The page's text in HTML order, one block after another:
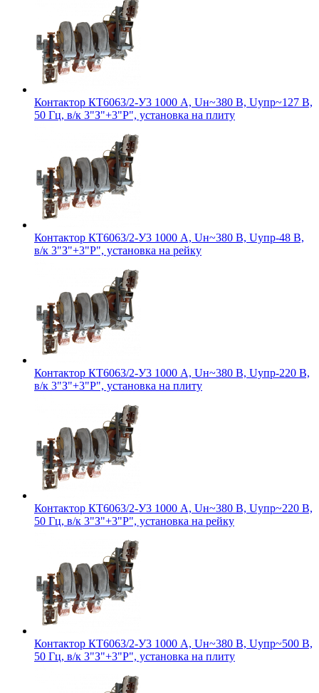
Контактор КТ6063/2-У3 1000 А, Uн~380 В, Uупр~127 В,
50 Гц, в/к 3"З"+3"Р", установка на плиту
Контактор КТ6063/2-У3 1000 А, Uн~380 В, Uупр-48 В,
в/к 3"З"+3"Р", установка на рейку
Контактор КТ6063/2-У3 1000 А, Uн~380 В, Uупр-220 В,
в/к 3"З"+3"Р", установка на плиту
Контактор КТ6063/2-У3 1000 А, Uн~380 В, Uупр~220 В,
50 Гц, в/к 3"З"+3"Р", установка на рейку
Контактор КТ6063/2-У3 1000 А, Uн~380 В, Uупр~500 В,
50 Гц, в/к 3"З"+3"Р", установка на плиту